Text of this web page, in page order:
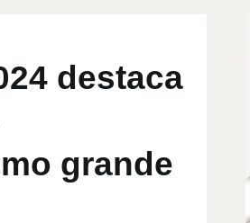
destaca
grande